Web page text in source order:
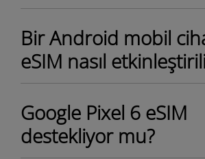
Bir Android mobil
eSIM nasıl
Google Pixel 6 eSIM
destekliyor mu?